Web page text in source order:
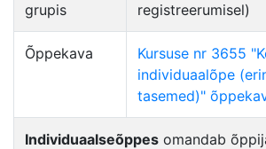
grupis
registreerumisel)
Õppekava
Kursuse nr 3655
individuaalõpe
tasemed)"
Individuaalseõppes omandab